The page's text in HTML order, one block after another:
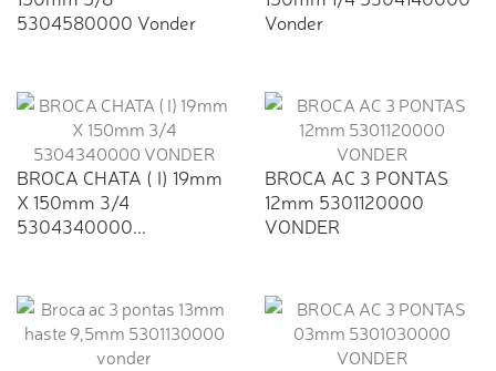
5304580000 Vonder
Vonder
BROCA CHATA ( I) 19mm
X 150mm 3/4
5304340000...
BROCA AC 3 PONTAS
12mm 5301120000
VONDER